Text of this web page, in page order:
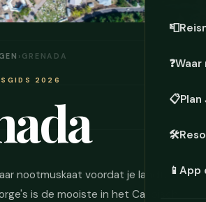
📮
❓
📋Plan
🛠️
📱 App
› GRENADA
2026
nootmuskaat voordat je landt. De
is de mooiste in het Caribisch